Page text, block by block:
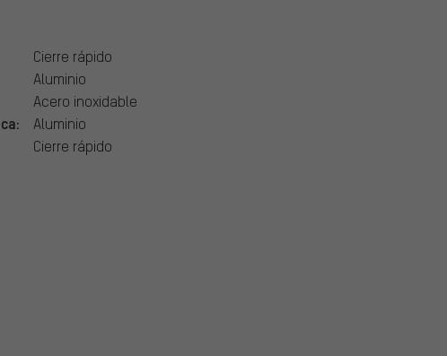
Cierre rápido
Aluminio
Acero inoxidable
Aluminio
Cierre rápido